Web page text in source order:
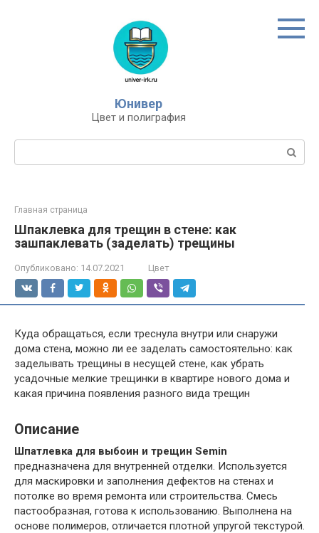
Юнивер
Цвет и полиграфия
Главная страница
Шпаклевка для трещин в стене: как
зашпаклевать (заделать) трещины
Опубликовано: 14.07.2021 Цвет
Куда обращаться, если треснула внутри или снаружи
дома стена, можно ли ее заделать самостоятельно: как
заделывать трещины в несущей стене, как убрать
усадочные мелкие трещинки в квартире нового дома и
какая причина появления разного вида трещин
Описание
Шпатлевка для выбоин и трещин Semin
предназначена для внутренней отделки. Используется
для маскировки и заполнения дефектов на стенах и
потолке во время ремонта или строительства. Смесь
пастообразная, готова к использованию. Выполнена на
основе полимеров, отличается плотной упругой текстурой.